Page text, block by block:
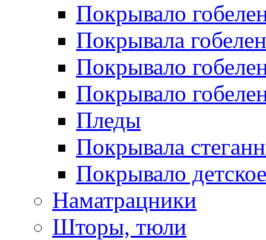
Покрывало
Покрывала гобелен
Покрывало
Покрывало
Пледы
Покрывала
Покрывало
Наматрацники
Шторы, тюли